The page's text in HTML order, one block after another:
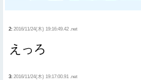
2: 2016/11/24(木) 19:16:49.42 .net
えっろ
3: 2016/11/24(木) 19:17:00.91 .net